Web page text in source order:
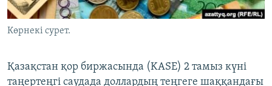
ЖАЗЫЛЫҢЫЗ
Басқа тілдерде
Көрнекі сурет.
Қазақстан қор биржасында (KASE) 2 тамыз күні
таңертеңгі саудада доллардың теңгеге шаққандағы